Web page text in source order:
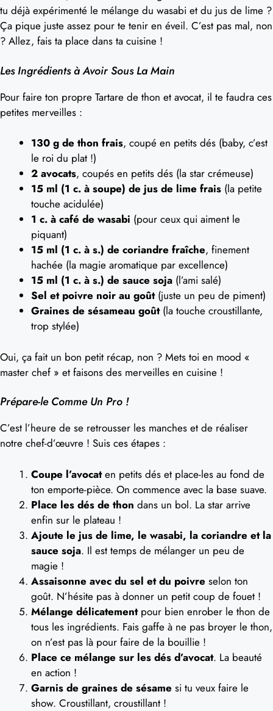
tu déjà expérimenté le mélange du wasabi et du jus de lime ?
Ça pique juste assez pour te tenir en éveil. C’est pas mal, non
? Allez, fais ta place dans ta cuisine !
Les Ingrédients à Avoir Sous La Main
Pour faire ton propre Tartare de thon et avocat, il te faudra ces
petites merveilles :
130 g de thon frais, coupé en petits dés (baby, c’est
le roi du plat !)
2 avocats, coupés en petits dés (la star crémeuse)
15 ml (1 c. à soupe) de jus de lime frais (la petite
touche acidulée)
1 c. à café de wasabi (pour ceux qui aiment le
piquant)
15 ml (1 c. à s.) de coriandre fraîche, finement
hachée (la magie aromatique par excellence)
15 ml (1 c. à s.) de sauce soja (l’ami salé)
Sel et poivre noir au goût(juste un peu de piment)
Graines de sésameau goût(la touche croustillante,
trop stylée)
Oui, ça fait un bon petit récap, non ? Mets toi en mood «
master chef » et faisons des merveilles en cuisine !
Prépare-le Comme Un Pro !
C’est l’heure de se retrousser les manches et de réaliser
notre chef-d’œuvre ! Suis ces étapes :
Coupe l’avocaten petits dés et place-les au fond de
ton emporte-pièce. On commence avec la base suave.
Place les dés de thon dans un bol. La star arrive
enfin sur le plateau !
Ajoute le jus de lime, le wasabi, la coriandre et la
sauce soja. Il est temps de mélanger un peu de
magie !
Assaisonne avec du sel et du poivre selon ton
goût. N’hésite pas à donner un petit coup de fouet !
Mélange délicatementpour bien enrober le thon de
tous les ingrédients. Fais gaffe à ne pas broyer le thon,
on n’est pas là pour faire de la bouillie !
Place ce mélange sur les dés d’avocat. La beauté
en action !
Garnis de graines de sésame si tu veux faire le
show. Croustillant, croustillant !